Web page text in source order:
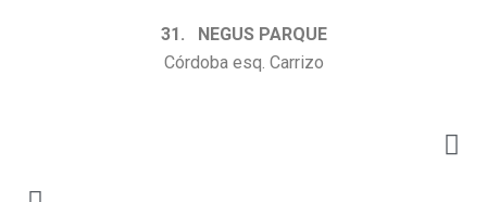
31. NEGUS PARQUE
Córdoba esq. Carrizo